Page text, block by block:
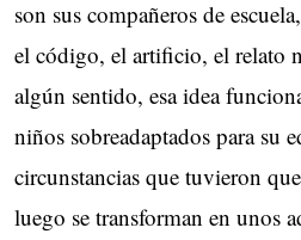
son sus compañeros de
el código, el artificio, el relato
algún sentido, esa idea
niños sobreadaptados para su
circunstancias que tuvieron
luego se transforman en unos